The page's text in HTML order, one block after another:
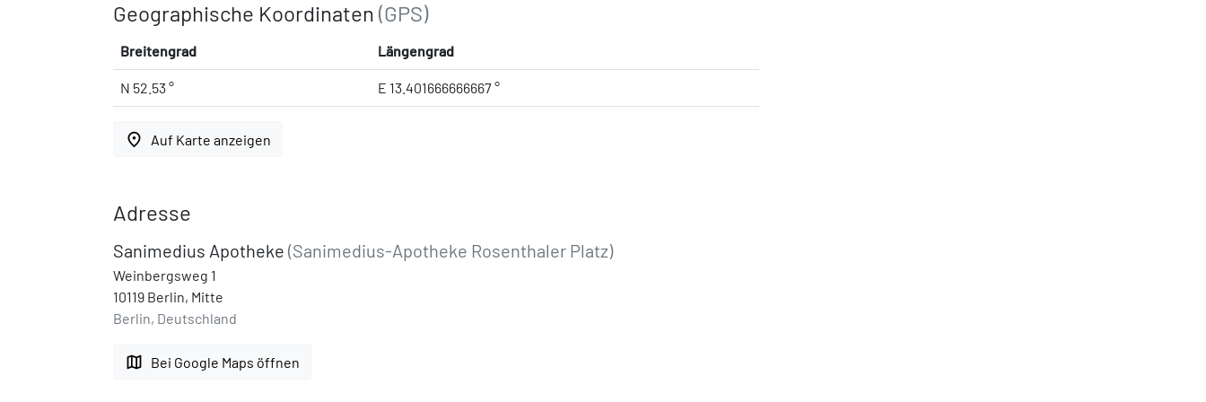
Geographische Koordinaten (GPS)
Breitengrad Längengrad
N 52.53 ° E 13.401666666667 °
place Auf Karte anzeigen
Adresse
Sanimedius Apotheke (Sanimedius-Apotheke Rosenthaler Platz)
Weinbergsweg 1
10119 Berlin, Mitte
Berlin, Deutschland
map Bei Google Maps öffnen